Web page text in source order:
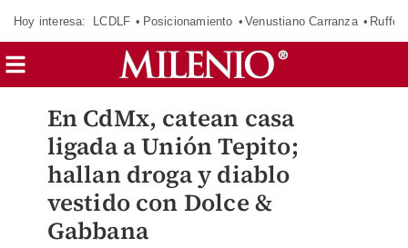
Hoy interesa: LCDLF Posicionamiento Venustiano Carranza Ruffo
En CdMx, catean casa
ligada a Unión Tepito;
hallan droga y diablo
vestido con Dolce &
Gabbana